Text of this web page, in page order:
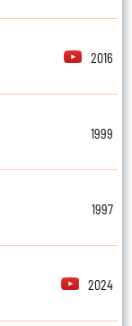
2016
1999
1997
2024